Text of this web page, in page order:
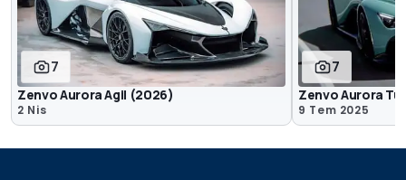
7
Zenvo Aurora Agil (2026)
2 Nis
7
Zenvo Aurora Tur
9 Tem 2025